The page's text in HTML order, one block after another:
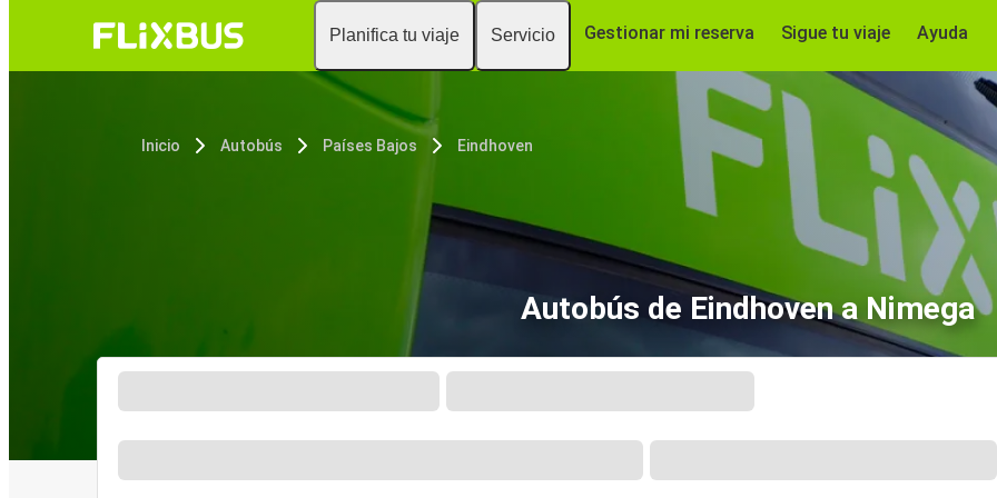
Planifica tu viaje Servicio Gestionar mi reserva Sigue tu viaje Ayuda
Inicio Autobús Países Bajos Eindhoven
Autobús de Eindhoven a Nimega